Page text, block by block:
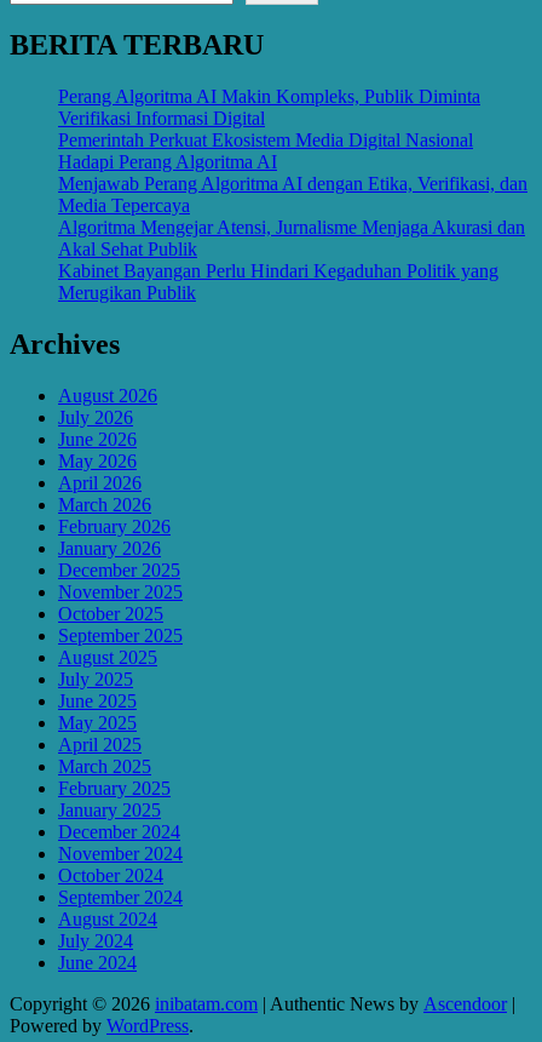
BERITA TERBARU
Perang Algoritma AI Makin Kompleks, Publik Diminta
Verifikasi Informasi Digital
Pemerintah Perkuat Ekosistem Media Digital Nasional
Hadapi Perang Algoritma AI
Menjawab Perang Algoritma AI dengan Etika, Verifikasi, dan
Media Tepercaya
Algoritma Mengejar Atensi, Jurnalisme Menjaga Akurasi dan
Akal Sehat Publik
Kabinet Bayangan Perlu Hindari Kegaduhan Politik yang
Merugikan Publik
Archives
August 2026
July 2026
June 2026
May 2026
April 2026
March 2026
February 2026
January 2026
December 2025
November 2025
October 2025
September 2025
August 2025
July 2025
June 2025
May 2025
April 2025
March 2025
February 2025
January 2025
December 2024
November 2024
October 2024
September 2024
August 2024
July 2024
June 2024
Copyright © 2026 inibatam.com | Authentic News by Ascendoor|
Powered by WordPress.